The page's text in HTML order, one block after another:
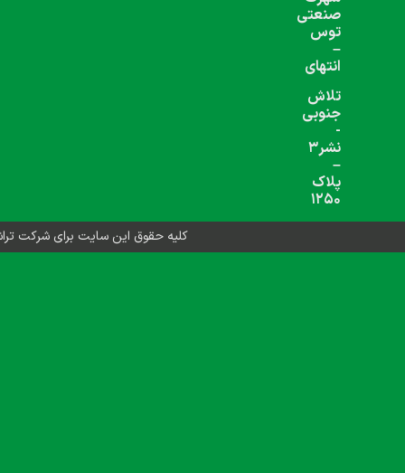
های اجتماعی دنبال کنید